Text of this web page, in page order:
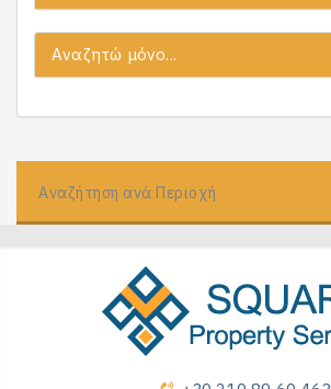
Αναζητώ μόνο...
Αναζήτηση ανά Περιοχή